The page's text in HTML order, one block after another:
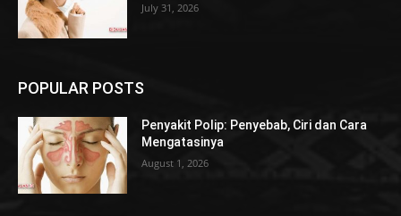
July 31, 2026
POPULAR POSTS
Penyakit Polip: Penyebab, Ciri dan Cara
Mengatasinya
August 1, 2026